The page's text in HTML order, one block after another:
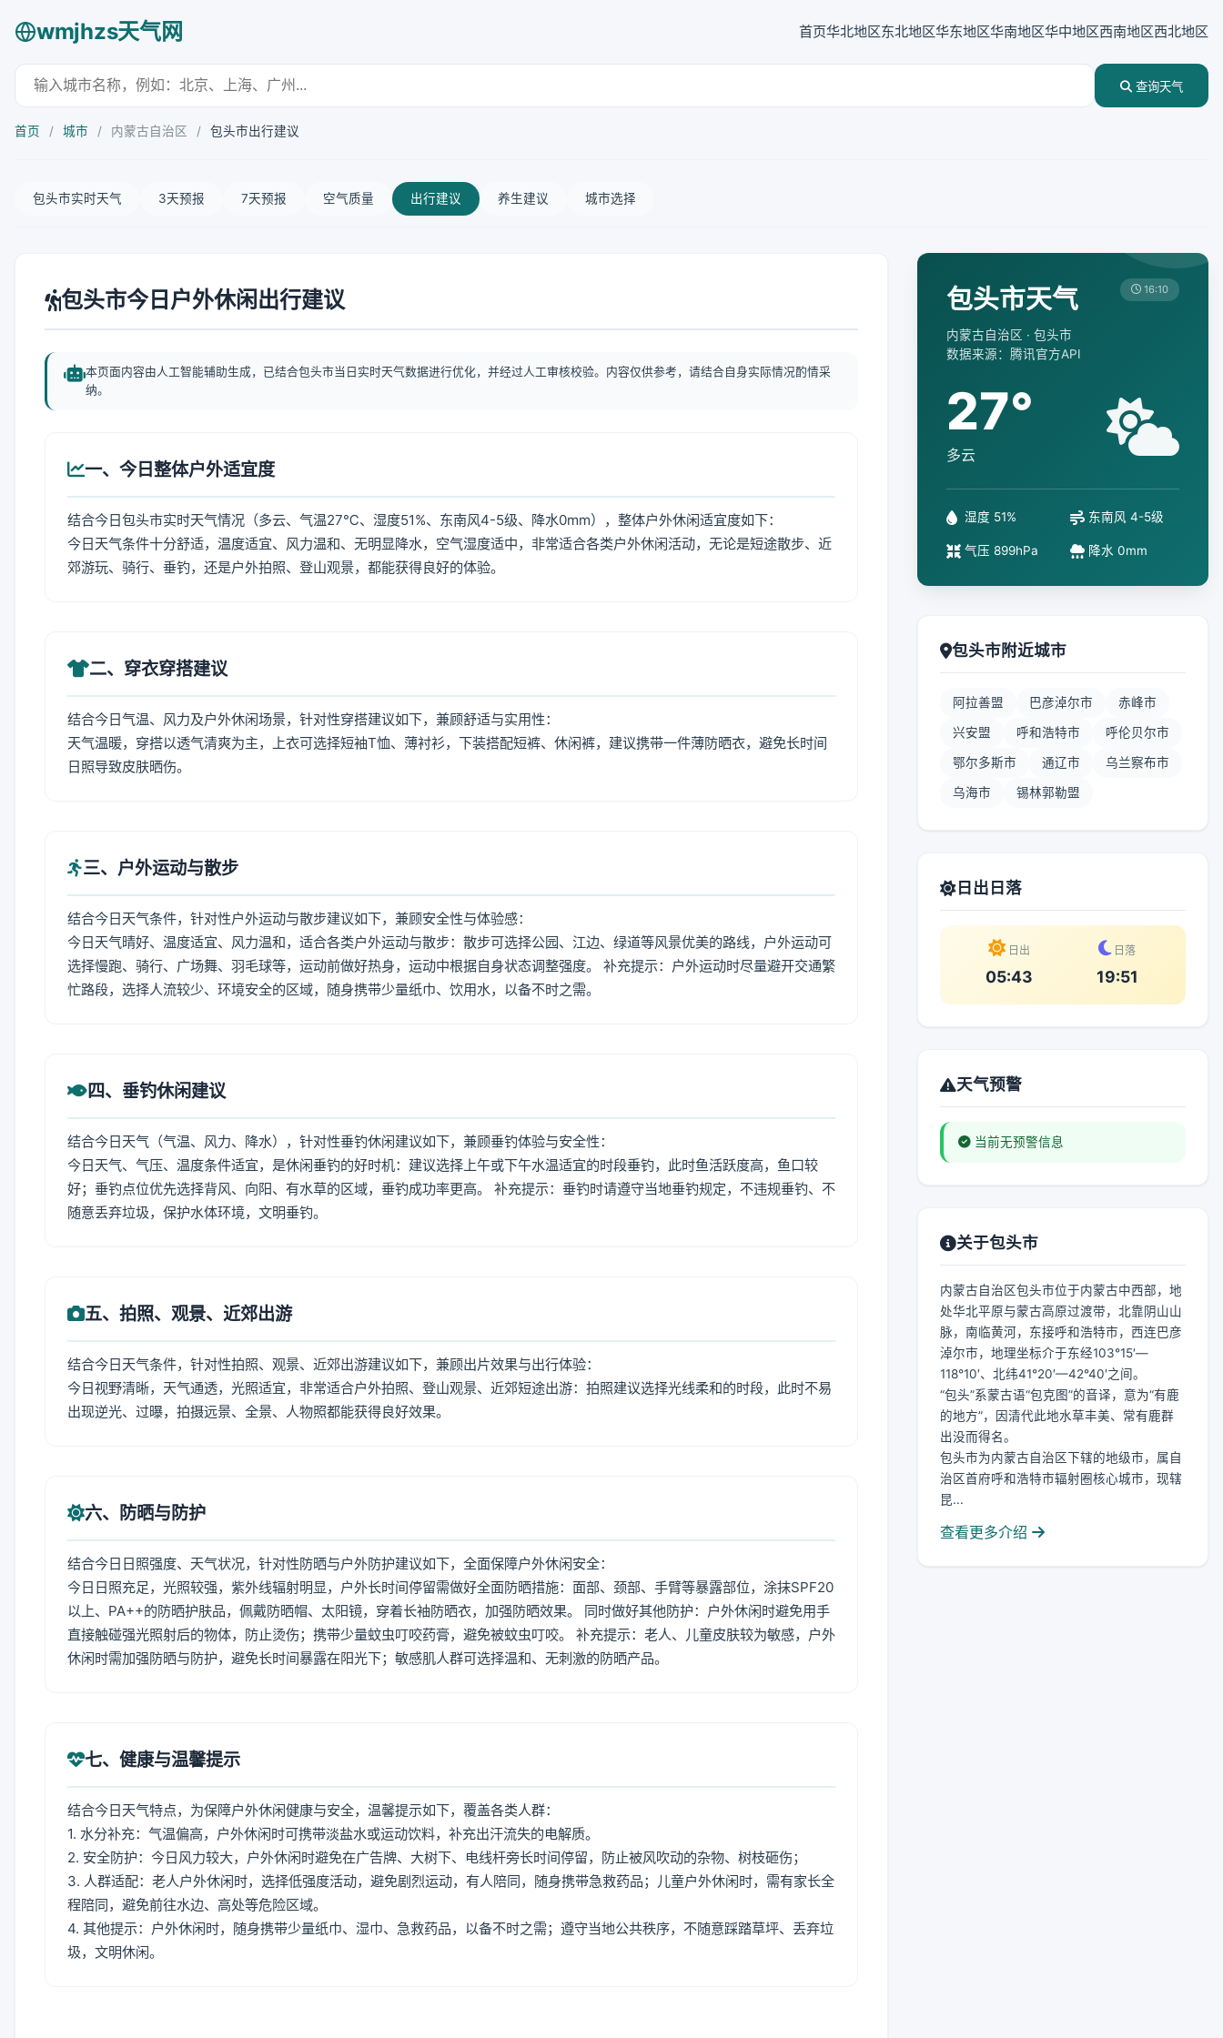
wmjhzs天气网 首页华北地区东北地区华东地区华南地区华中地区西南地区西北地区
查询天气
首页 / 城市 / 内蒙古自治区 / 包头市出行建议
包头市实时天气 3天预报 7天预报 空气质量 出行建议 养生建议 城市选择
包头市今日户外休闲出行建议
本页面内容由人工智能辅助生成，已结合包头市当日实时天气数据进行优化，并经过人工审核校验。内容仅供参考，请结合自身实际情况酌情采
纳。
一、今日整体户外适宜度
结合今日包头市实时天气情况（多云、气温27℃、湿度51%、东南风4-5级、降水0mm），整体户外休闲适宜度如下：
今日天气条件十分舒适，温度适宜、风力温和、无明显降水，空气湿度适中，非常适合各类户外休闲活动，无论是短途散步、近
郊游玩、骑行、垂钓，还是户外拍照、登山观景，都能获得良好的体验。
二、穿衣穿搭建议
结合今日气温、风力及户外休闲场景，针对性穿搭建议如下，兼顾舒适与实用性：
天气温暖，穿搭以透气清爽为主，上衣可选择短袖T恤、薄衬衫，下装搭配短裤、休闲裤，建议携带一件薄防晒衣，避免长时间
日照导致皮肤晒伤。
三、户外运动与散步
结合今日天气条件，针对性户外运动与散步建议如下，兼顾安全性与体验感：
今日天气晴好、温度适宜、风力温和，适合各类户外运动与散步：散步可选择公园、江边、绿道等风景优美的路线，户外运动可
选择慢跑、骑行、广场舞、羽毛球等，运动前做好热身，运动中根据自身状态调整强度。 补充提示：户外运动时尽量避开交通繁
忙路段，选择人流较少、环境安全的区域，随身携带少量纸巾、饮用水，以备不时之需。
四、垂钓休闲建议
结合今日天气（气温、风力、降水），针对性垂钓休闲建议如下，兼顾垂钓体验与安全性：
今日天气、气压、温度条件适宜，是休闲垂钓的好时机：建议选择上午或下午水温适宜的时段垂钓，此时鱼活跃度高，鱼口较
好；垂钓点位优先选择背风、向阳、有水草的区域，垂钓成功率更高。 补充提示：垂钓时请遵守当地垂钓规定，不违规垂钓、不
随意丢弃垃圾，保护水体环境，文明垂钓。
五、拍照、观景、近郊出游
结合今日天气条件，针对性拍照、观景、近郊出游建议如下，兼顾出片效果与出行体验：
今日视野清晰，天气通透，光照适宜，非常适合户外拍照、登山观景、近郊短途出游：拍照建议选择光线柔和的时段，此时不易
出现逆光、过曝，拍摄远景、全景、人物照都能获得良好效果。
六、防晒与防护
结合今日日照强度、天气状况，针对性防晒与户外防护建议如下，全面保障户外休闲安全：
今日日照充足，光照较强，紫外线辐射明显，户外长时间停留需做好全面防晒措施：面部、颈部、手臂等暴露部位，涂抹SPF20
以上、PA++的防晒护肤品，佩戴防晒帽、太阳镜，穿着长袖防晒衣，加强防晒效果。 同时做好其他防护：户外休闲时避免用手
直接触碰强光照射后的物体，防止烫伤；携带少量蚊虫叮咬药膏，避免被蚊虫叮咬。 补充提示：老人、儿童皮肤较为敏感，户外
休闲时需加强防晒与防护，避免长时间暴露在阳光下；敏感肌人群可选择温和、无刺激的防晒产品。
七、健康与温馨提示
结合今日天气特点，为保障户外休闲健康与安全，温馨提示如下，覆盖各类人群：
1. 水分补充：气温偏高，户外休闲时可携带淡盐水或运动饮料，补充出汗流失的电解质。
2. 安全防护：今日风力较大，户外休闲时避免在广告牌、大树下、电线杆旁长时间停留，防止被风吹动的杂物、树枝砸伤；
3. 人群适配：老人户外休闲时，选择低强度活动，避免剧烈运动，有人陪同，随身携带急救药品；儿童户外休闲时，需有家长全
程陪同，避免前往水边、高处等危险区域。
4. 其他提示：户外休闲时，随身携带少量纸巾、湿巾、急救药品，以备不时之需；遵守当地公共秩序，不随意踩踏草坪、丢弃垃
圾，文明休闲。
包头市天气
内蒙古自治区 · 包头市
数据来源：腾讯官方API
16:10
27°
多云
湿度 51% 东南风 4-5级
气压 899hPa 降水 0mm
包头市附近城市
阿拉善盟 巴彦淖尔市 赤峰市
兴安盟 呼和浩特市 呼伦贝尔市
鄂尔多斯市 通辽市 乌兰察布市
乌海市 锡林郭勒盟
日出日落
日出
05:43
日落
19:51
天气预警
当前无预警信息
关于包头市
内蒙古自治区包头市位于内蒙古中西部，地
处华北平原与蒙古高原过渡带，北靠阴山山
脉，南临黄河，东接呼和浩特市，西连巴彦
淖尔市，地理坐标介于东经103°15′—
118°10′、北纬41°20′—42°40′之间。
“包头”系蒙古语“包克图”的音译，意为“有鹿
的地方”，因清代此地水草丰美、常有鹿群
出没而得名。
包头市为内蒙古自治区下辖的地级市，属自
治区首府呼和浩特市辐射圈核心城市，现辖
昆...
查看更多介绍